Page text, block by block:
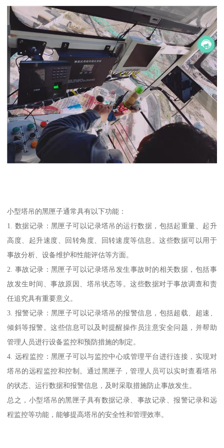
小型塔吊的黑匣子通常具有以下功能：
1. 数据记录：黑匣子可以记录塔吊的运行数据，包括起重量、起升
高度、起升速度、回转角度、回转速度等信息。这些数据可以用于
事故分析、设备维护和性能评估等方面。
2. 事故记录：黑匣子可以记录塔吊发生事故时的相关数据，包括事
故发生时间、事故原因、塔吊状态等。这些数据对于事故调查和责
任追究具有重要意义。
3. 报警记录：黑匣子可以记录塔吊的报警信息，包括超载、超速、
倾斜等报警。这些信息可以及时提醒操作员注意安全问题，并帮助
管理人员进行设备监控和预防措施的制定。
4. 远程监控：黑匣子可以与监控中心或管理平台进行连接，实现对
塔吊的远程监控和控制。通过黑匣子，管理人员可以实时查看塔吊
的状态、运行数据和报警信息，及时采取措施防止事故发生。
总之，小型塔吊的黑匣子具有数据记录、事故记录、报警记录和远
程监控等功能，能够提高塔吊的安全性和管理效率。